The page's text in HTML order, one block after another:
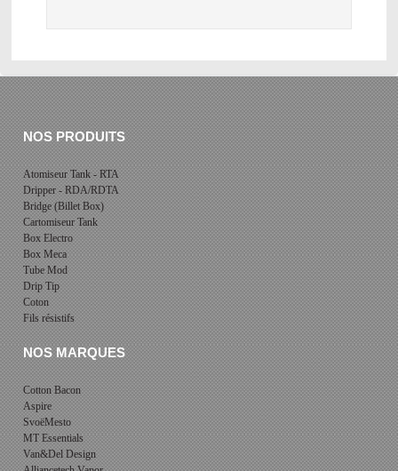
NOS PRODUITS
Atomiseur Tank - RTA
Dripper - RDA/RDTA
Bridge (Billet Box)
Cartomiseur Tank
Box Electro
Box Meca
Tube Mod
Drip Tip
Coton
Fils résistifs
NOS MARQUES
Cotton Bacon
Aspire
SvoëMesto
MT Essentials
Van&Del Design